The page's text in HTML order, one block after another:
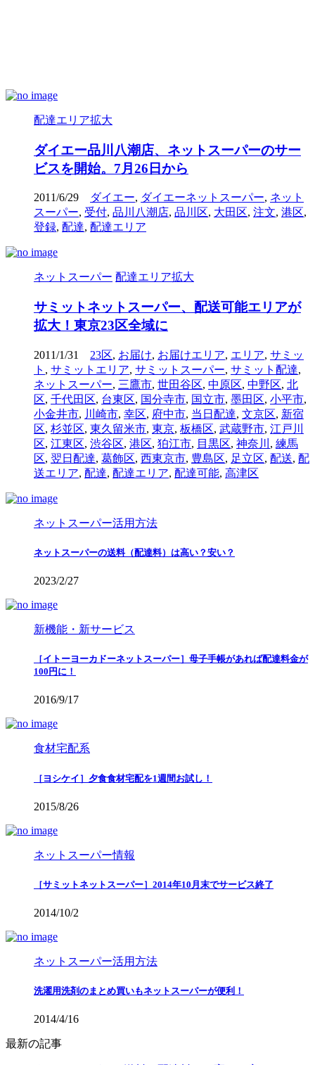
配達エリア拡大
ダイエー品川八潮店、ネットスーパーのサー
ビスを開始。7月26日から
2011/6/29 ダイエー, ダイエーネットスーパー, ネット
スーパー, 受付, 品川八潮店, 品川区, 大田区, 注文, 港区,
登録, 配達, 配達エリア
ネットスーパー 配達エリア拡大
サミットネットスーパー、配送可能エリアが
拡大！東京23区全域に
2011/1/31 23区, お届け, お届けエリア, エリア, サミッ
ト , サミットエリア, サミットスーパー, サミット配達,
ネットスーパー, 三鷹市, 世田谷区, 中原区, 中野区, 北
区, 千代田区, 台東区, 国分寺市, 国立市, 墨田区, 小平市,
小金井市, 川崎市, 幸区, 府中市, 当日配達, 文京区, 新宿
区, 杉並区, 東久留米市, 東京, 板橋区, 武蔵野市, 江戸川
区, 江東区, 渋谷区, 港区, 狛江市, 目黒区, 神奈川 , 練馬
区, 翌日配達, 葛飾区, 西東京市, 豊島区, 足立区, 配送, 配
送エリア, 配達, 配達エリア, 配達可能, 高津区
ネットスーパー活用方法
ネットスーパーの送料（配達料）は高い？安い？
2023/2/27
新機能・新サービス
［イトーヨーカドーネットスーパー］母子手帳があれば配達料金が
100円に！
2016/9/17
食材宅配系
［ヨシケイ］夕食食材宅配を1週間お試し！
2015/8/26
ネットスーパー情報
［サミットネットスーパー］2014年10月末でサービス終了
2014/10/2
ネットスーパー活用方法
洗濯用洗剤のまとめ買いもネットスーパーが便利！
2014/4/16
最新の記事